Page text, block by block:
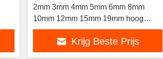
2mm 3mm 4mm 5mm 6mm 8mm
10mm 12mm 15mm 19mm hoog
transparant kleurloos helder float glas
Krijg Beste Prijs